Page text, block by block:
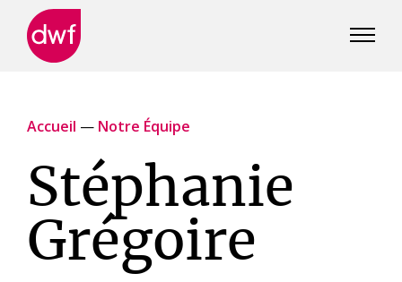
Accueil — Notre Équipe
Stéphanie
Grégoire